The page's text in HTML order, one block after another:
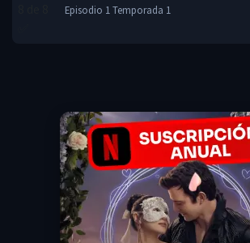
Episodio 1 Temporada 1